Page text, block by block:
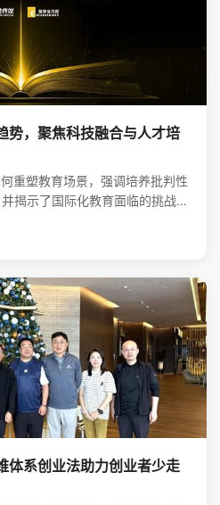
势，聚焦科技融合与人才培
重塑教育场景，强调培养批判性
揭示了国际化教育面临的挑战与
体系创业法助力创业者少走